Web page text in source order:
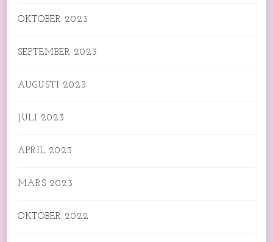
OKTOBER 2023
SEPTEMBER 2023
AUGUSTI 2023
JULI 2023
APRIL 2023
MARS 2023
OKTOBER 2022